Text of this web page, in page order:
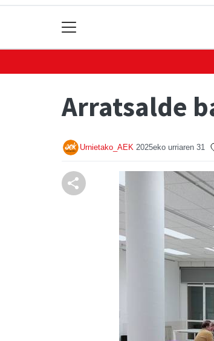
Arratsalde
Urnietako_AEK 2025eko urriaren 31